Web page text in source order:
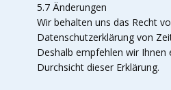
5.7 Änderungen
Wir behalten uns das Recht
Datenschutzerklärung von
Deshalb empfehlen wir Ihnen
Durchsicht dieser Erklärung.